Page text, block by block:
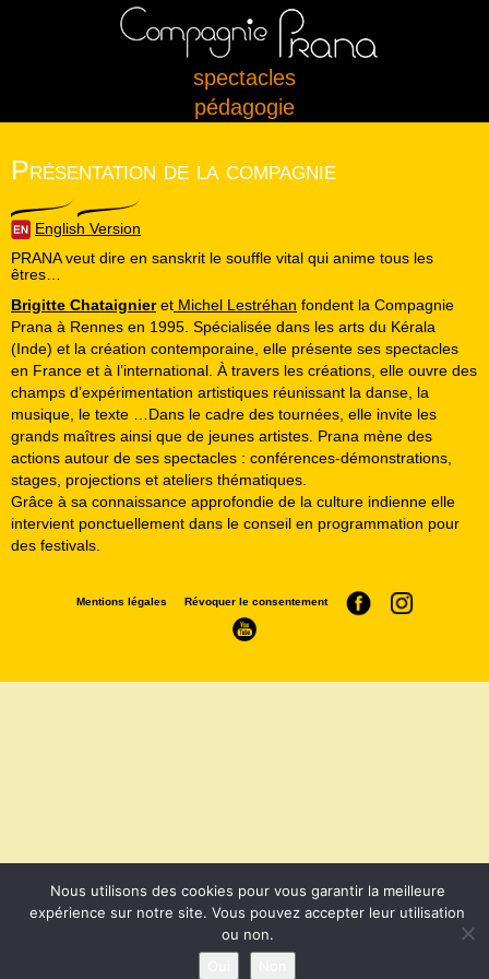
spectacles
pédagogie
Présentation de la compagnie
English Version
PRANA veut dire en sanskrit le souffle vital qui anime tous les
êtres…
Brigitte Chataignier et Michel Lestréhan fondent la Compagnie
Prana à Rennes en 1995. Spécialisée dans les arts du Kérala
(Inde) et la création contemporaine, elle présente ses spectacles
en France et à l’international. À travers les créations, elle ouvre des
champs d’expérimentation artistiques réunissant la danse, la
musique, le texte …Dans le cadre des tournées, elle invite les
grands maîtres ainsi que de jeunes artistes. Prana mène des
actions autour de ses spectacles : conférences-démonstrations,
stages, projections et ateliers thématiques.
Grâce à sa connaissance approfondie de la culture indienne elle
intervient ponctuellement dans le conseil en programmation pour
des festivals.
Mentions légales Révoquer le consentement
Nous utilisons des cookies pour vous garantir la meilleure
expérience sur notre site. Vous pouvez accepter leur utilisation
ou non.